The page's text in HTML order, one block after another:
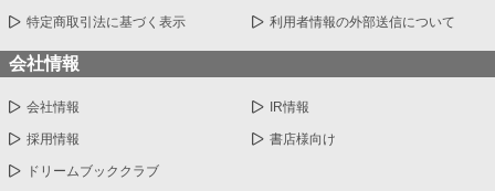
特定商取引法に基づく表示 利用者情報の外部送信について
会社情報
会社情報 IR情報
採用情報 書店様向け
ドリームブッククラブ